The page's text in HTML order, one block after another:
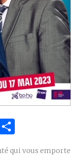
qui vous emporte